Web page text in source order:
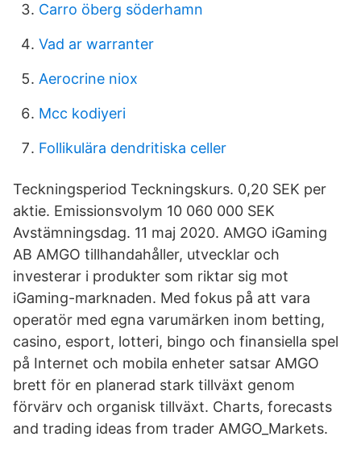
Carro öberg söderhamn
Vad ar warranter
Aerocrine niox
Mcc kodiyeri
Follikulära dendritiska celler
Teckningsperiod Teckningskurs. 0,20 SEK per
aktie. Emissionsvolym 10 060 000 SEK
Avstämningsdag. 11 maj 2020. AMGO iGaming
AB AMGO tillhandahåller, utvecklar och
investerar i produkter som riktar sig mot
iGaming-marknaden. Med fokus på att vara
operatör med egna varumärken inom betting,
casino, esport, lotteri, bingo och finansiella spel
på Internet och mobila enheter satsar AMGO
brett för en planerad stark tillväxt genom
förvärv och organisk tillväxt. Charts, forecasts
and trading ideas from trader AMGO_Markets.